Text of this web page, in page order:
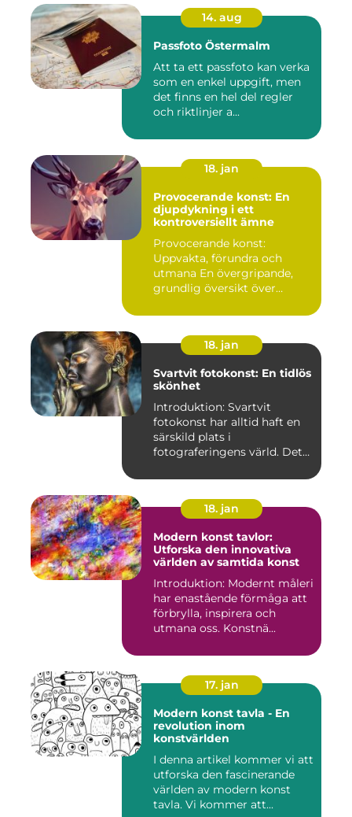
14. aug
Passfoto Östermalm
Att ta ett passfoto kan verka
som en enkel uppgift, men
det finns en hel del regler
och riktlinjer a...
18. jan
Provocerande konst: En
djupdykning i ett
kontroversiellt ämne
Provocerande konst:
Uppvakta, förundra och
utmana En övergripande,
grundlig översikt över
18. jan
Svartvit fotokonst: En tidlös
skönhet
Introduktion: Svartvit
fotokonst har alltid haft en
särskild plats i
fotograferingens värld. Det
18. jan
Modern konst tavlor:
Utforska den innovativa
världen av samtida konst
Introduktion: Modernt måleri
har enastående förmåga att
förbrylla, inspirera och
utmana oss. Konstnä...
17. jan
Modern konst tavla - En
revolution inom
konstvärlden
I denna artikel kommer vi att
utforska den fascinerande
världen av modern konst
tavla. Vi kommer att...